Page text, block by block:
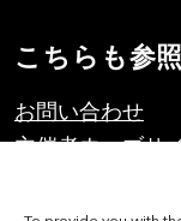
こちらも参照
お問い合わせ
主催者ウェブサ
PAIHのウェブ